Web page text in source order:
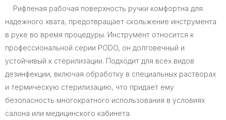
Рифленая рабочая поверхность ручки комфортна для
надежного хвата, предотвращает скольжение инструмента
в руке во время процедуры. Инструмент относится к
профессиональной серии PODO, он долговечный и
устойчивый к стерилизации. Подходит для всех видов
дезинфекции, включая обработку в специальных растворах
и термическую стерилизацию, что придает ему
безопасность многократного использования в условиях
салона или медицинского кабинета.